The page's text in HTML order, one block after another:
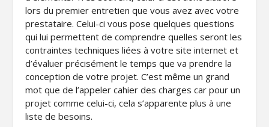
lors du premier entretien que vous avez avec votre
prestataire. Celui-ci vous pose quelques questions
qui lui permettent de comprendre quelles seront les
contraintes techniques liées à votre site internet et
d’évaluer précisément le temps que va prendre la
conception de votre projet. C’est même un grand
mot que de l’appeler cahier des charges car pour un
projet comme celui-ci, cela s’apparente plus à une
liste de besoins.